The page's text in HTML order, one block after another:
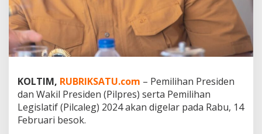
P
S
a
t
a
KOLTIM, RUBRIKSATU.com – Pemilihan Presiden
dan Wakil Presiden (Pilpres) serta Pemilihan
Legislatif (Pilcaleg) 2024 akan digelar pada Rabu, 14
Februari besok.